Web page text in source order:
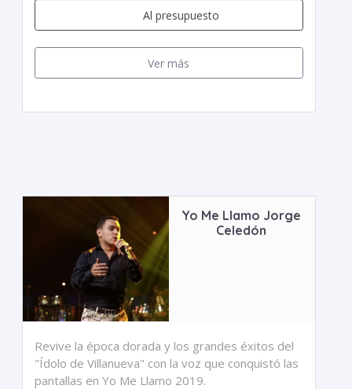
Al presupuesto
Ver más
Yo Me Llamo Jorge
Celedón
Revive la época dorada y los grandes éxitos del
"Ídolo de Villanueva" con la voz que conquistó las
pantallas en Yo Me Llamo 2019.